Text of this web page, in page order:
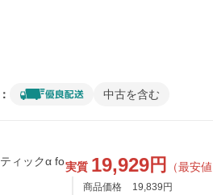
中古を含む
ィックα fo実質 19,929円 （最安値
商品価格 19,839 円